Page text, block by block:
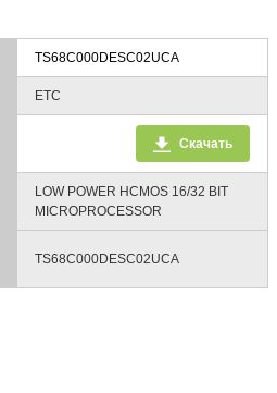
TS68C000DESC02UCA
ETC
Скачать
LOW POWER HCMOS 16/32 BIT
MICROPROCESSOR
TS68C000DESC02UCA